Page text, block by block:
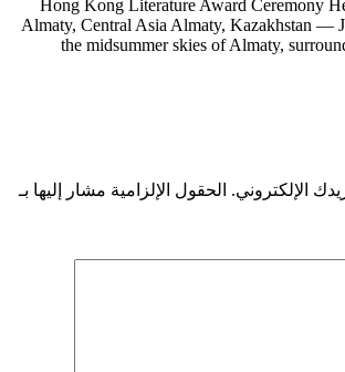
Hong Kong Literature Award Ceremony
Almaty, Central Asia Almaty, Kazakhstan —
the midsummer skies of Almaty,
الإلكتروني. الحقول الإلزامية مشار إليها بـ